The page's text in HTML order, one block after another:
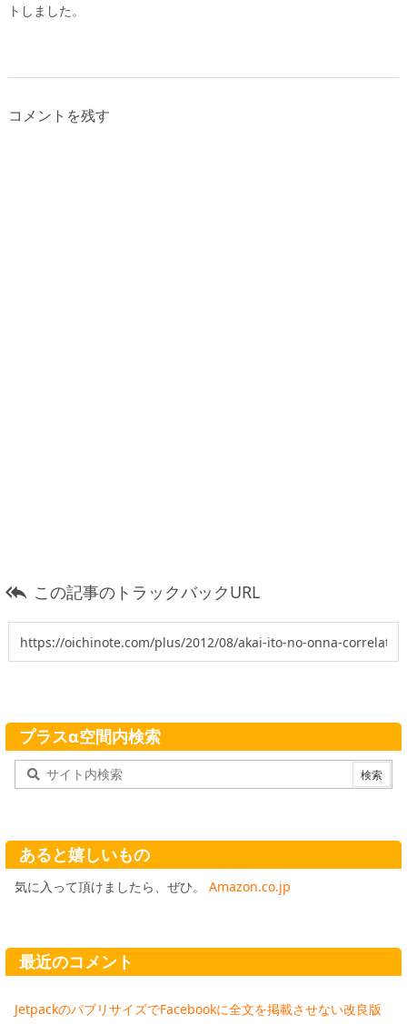
トしました。
コメントを残す
 この記事のトラックバックURL
プラスα空間内検索
あると嬉しいもの
気に入って頂けましたら、ぜひ。 Amazon.co.jp
最近のコメント
JetpackのパブリサイズでFacebookに全文を掲載させない改良版